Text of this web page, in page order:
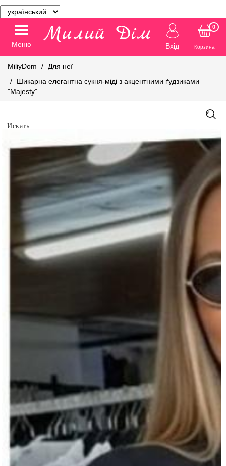
Меню Вхід Корзина
0
MiliyDom
Для неї
Шикарна елегантна сукня-міді з акцентними ґудзиками
"Majesty"